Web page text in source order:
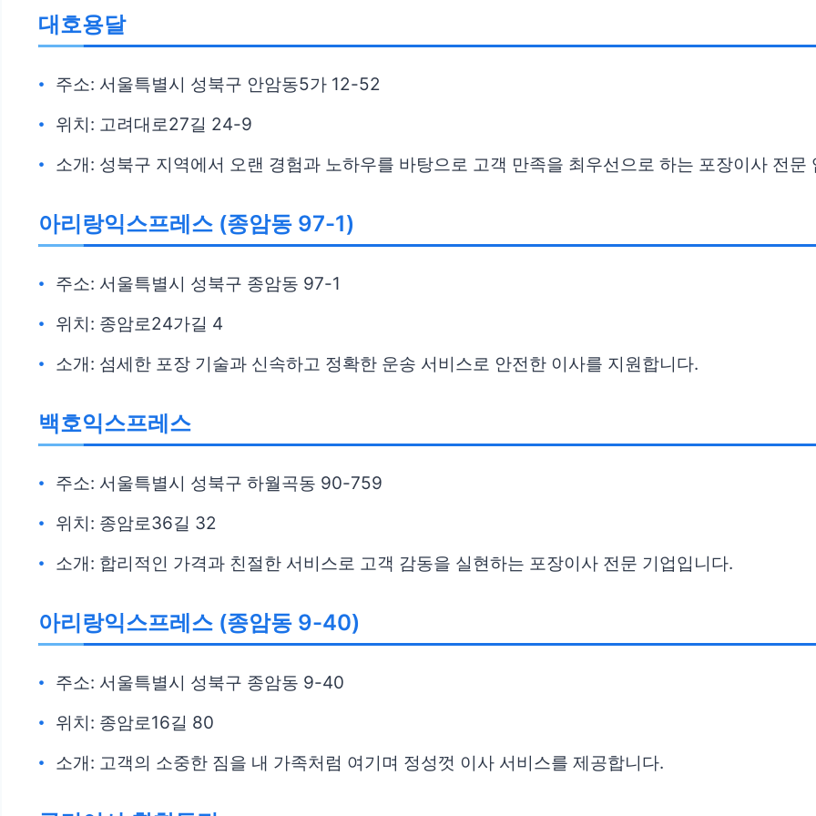
대호용달
주소: 서울특별시 성북구 안암동5가 12-52
위치: 고려대로27길 24-9
소개: 성북구 지역에서 오랜 경험과 노하우를 바탕으로 고객 만족을 최우선으로 하는 포장이사 전문
아리랑익스프레스 (종암동 97-1)
주소: 서울특별시 성북구 종암동 97-1
위치: 종암로24가길 4
소개: 섬세한 포장 기술과 신속하고 정확한 운송 서비스로 안전한 이사를 지원합니다.
백호익스프레스
주소: 서울특별시 성북구 하월곡동 90-759
위치: 종암로36길 32
소개: 합리적인 가격과 친절한 서비스로 고객 감동을 실현하는 포장이사 전문 기업입니다.
아리랑익스프레스 (종암동 9-40)
주소: 서울특별시 성북구 종암동 9-40
위치: 종암로16길 80
소개: 고객의 소중한 짐을 내 가족처럼 여기며 정성껏 이사 서비스를 제공합니다.